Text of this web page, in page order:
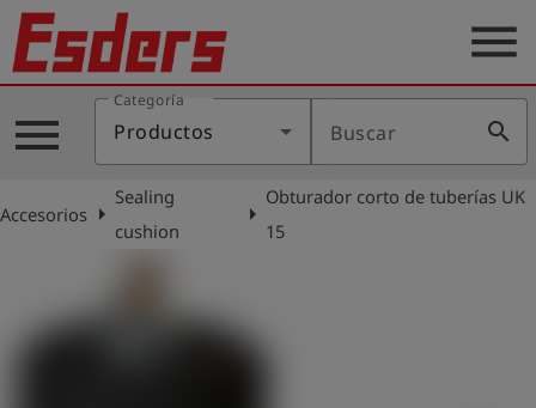
Productos
Blog
Aplicaciones
Empresa
menu
menu
Categoría
Productos Buscar search
Accesorios arrow_right
Sealing
cushion
arrow_right
Obturador corto de tuberías UK
15